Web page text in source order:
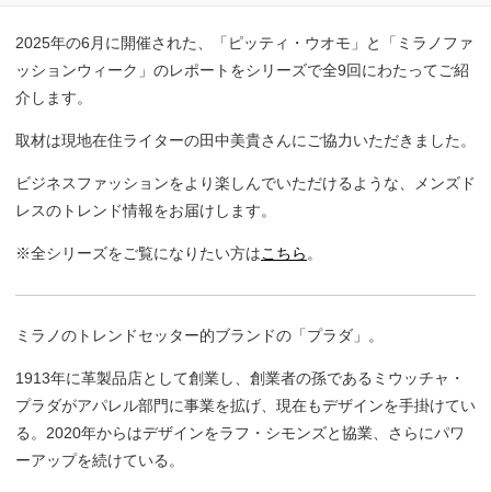
2025年の6月に開催された、「ピッティ・ウオモ」と「ミラノファ
ッションウィーク」のレポートをシリーズで全9回にわたってご紹
介します。
取材は現地在住ライターの田中美貴さんにご協力いただきました。
ビジネスファッションをより楽しんでいただけるような、メンズド
レスのトレンド情報をお届けします。
※全シリーズをご覧になりたい方はこちら 。
ミラノのトレンドセッター的ブランドの「プラダ」。
1913年に革製品店として創業し、創業者の孫であるミウッチャ・
プラダがアパレル部門に事業を拡げ、現在もデザインを手掛けてい
る。2020年からはデザインをラフ・シモンズと協業、さらにパワ
ーアップを続けている。